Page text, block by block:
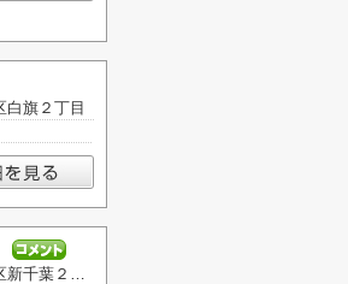
白旗２丁目
千葉県千葉市中央区新千葉２丁目